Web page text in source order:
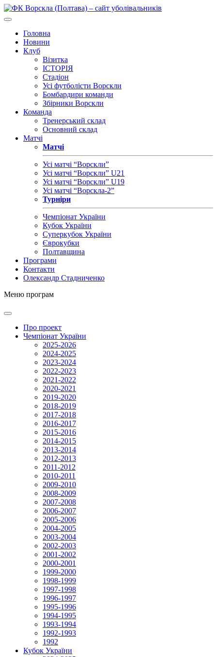
Головна
Новини
Клуб
Візитка
ІСТОРІЯ
Стадіон
Усі футболісти Ворскли
Бомбардири команди
Збірники Ворскли
Команда
Тренерський склад
Основний склад
Матчі
Матчі
Усі матчі “Ворскли”
Усі матчі “Ворскли” U21
Усі матчі “Ворскли” U19
Усі матчі “Ворскла-2”
Турніри
Чемпіонат України
Кубок України
Суперкубок України
Єврокубки
Полтавщина
Програми
Контакти
Олександр Стадниченко
Меню програм
Про проект
Чемпіонат України
2025-2026
2024-2025
2023-2024
2022-2023
2021-2022
2020-2021
2019-2020
2018-2019
2017-2018
2016-2017
2015-2016
2014-2015
2013-2014
2012-2013
2011-2012
2010-2011
2009-2010
2008-2009
2007-2008
2006-2007
2005-2006
2004-2005
2003-2004
2002-2003
2001-2002
2000-2001
1999-2000
1998-1999
1997-1998
1996-1997
1995-1996
1994-1995
1993-1994
1992-1993
1992
Кубок України